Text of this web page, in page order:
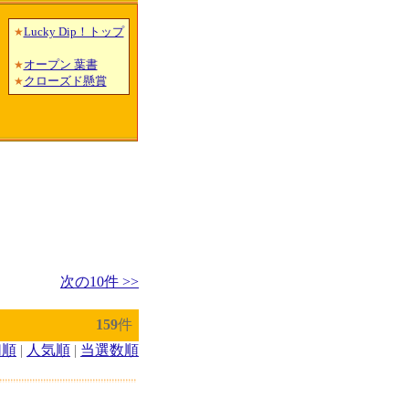
★Lucky Dip！トップ
★オープン 葉書
★クローズド懸賞
次の10件 >>
159件
| 人気順 | 当選数順